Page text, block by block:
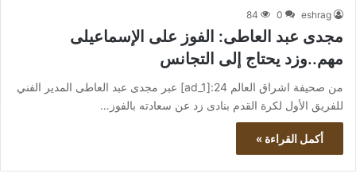
eshrag
0
84
مجدى عبد العاطى: الفوز على الإسماعيلى
مهم..وزد يحتاج إلى التجانس
من صحيفة اشراق العالم 24:[ad_1] عبر مجدى عبد العاطى المدير الفني
للفريق الأول لكرة القدم بنادى زد عن سعادته بالفوز…
أكمل القراءة »